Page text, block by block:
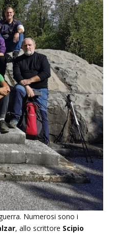
Numerosi sono i
, allo scrittore Scipio